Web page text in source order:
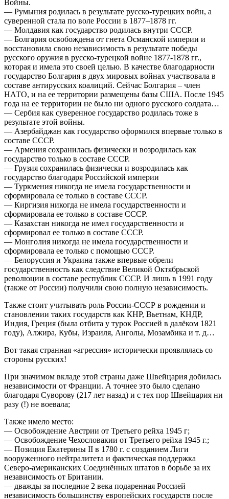
Войны.
— Румыния родилась в результате русско-турецких войн, а
суверенной стала по воле России в 1877–1878 гг.
— Молдавия как государство родилась внутри СССР.
— Болгария освобождена от гнета Османской империи и
восстановила свою независимость в результате победы
русского оружия в русско-турецкой войне 1877-1878 гг.,
которая и имела это своей целью. В качестве благодарности
государство Болгария в двух мировых войнах участвовала в
составе антирусских коалиций. Сейчас Болгария – член
НАТО, и на ее территории размещены базы США. После 1945
года на ее территории не было ни одного русского солдата…
— Сербия как суверенное государство родилась тоже в
результате этой войны.
— Азербайджан как государство оформился впервые только в
составе СССР.
— Армения сохранилась физически и возродилась как
государство только в составе СССР.
— Грузия сохранилась физически и возродилась как
государство благодаря Российской империи
— Туркмения никогда не имела государственности и
сформировала ее только в составе СССР.
— Киргизия никогда не имела государственности и
сформировала ее только в составе СССР.
— Казахстан никогда не имел государственности и
сформировал ее только в составе СССР.
— Монголия никогда не имела государственности и
сформировала ее только с помощью СССР.
— Белоруссия и Украина также впервые обрели
государственность как следствие Великой Октябрьской
революции в составе республик СССР. И лишь в 1991 году
(также от России) получили свою полную независимость.
Также стоит учитывать роль России-СССР в рождении и
становлении таких государств как КНР, Вьетнам, КНДР,
Индия, Греция (была отбита у турок Россией в далёком 1821
году), Алжира, Кубы, Израиля, Анголы, Мозамбика и т. д…
Вот такая странная «агрессия» исторически проявлялась со
стороны русских!
При значимом вкладе этой страны даже Швейцария добилась
независимости от Франции. А точнее это было сделано
благодаря Суворову (217 лет назад) и с тех пор Швейцария ни
разу (!) не воевала;
Также имело место:
— Освобождение Австрии от Третьего рейха 1945 г;
— Освобождение Чехословакии от Третьего рейха 1945 г.;
— Позиция Екатерины II в 1780 г. с созданием Лиги
вооруженного нейтралитета и фактическая поддержка
Северо-американских Соединённых штатов в борьбе за их
независимость от Британии.
— дважды за последние 2 века подаренная Россией
независимость большинству европейских государств после